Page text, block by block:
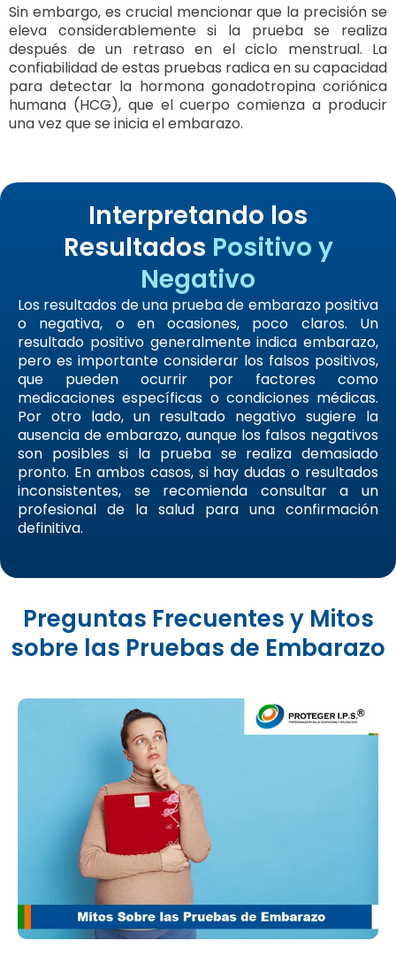
Sin embargo, es crucial mencionar que la precisión se
eleva considerablemente si la prueba se realiza
después de un retraso en el ciclo menstrual. La
confiabilidad de estas pruebas radica en su capacidad
para detectar la hormona gonadotropina coriónica
humana (HCG), que el cuerpo comienza a producir
una vez que se inicia el embarazo.
Interpretando los
Resultados Positivo y
Negativo
Los resultados de una prueba de embarazo positiva
o negativa, o en ocasiones, poco claros. Un
resultado positivo generalmente indica embarazo,
pero es importante considerar los falsos positivos,
que pueden ocurrir por factores como
medicaciones específicas o condiciones médicas.
Por otro lado, un resultado negativo sugiere la
ausencia de embarazo, aunque los falsos negativos
son posibles si la prueba se realiza demasiado
pronto. En ambos casos, si hay dudas o resultados
inconsistentes, se recomienda consultar a un
profesional de la salud para una confirmación
definitiva.
Preguntas Frecuentes y Mitos
sobre las Pruebas de Embarazo